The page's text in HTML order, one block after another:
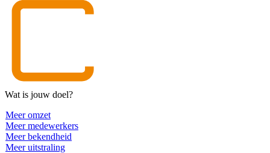
Wat is jouw doel?
Meer omzet
Meer medewerkers
Meer bekendheid
Meer uitstraling